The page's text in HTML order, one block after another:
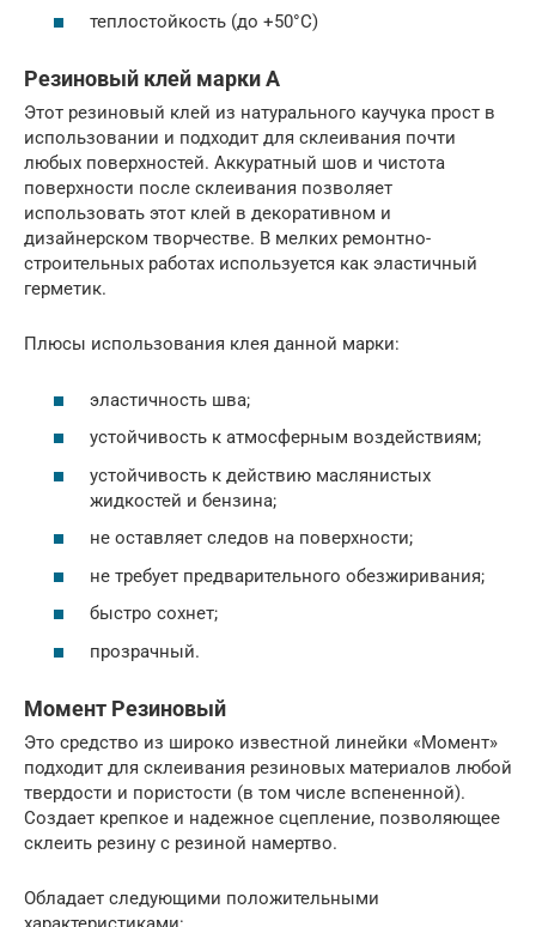
теплостойкость (до +50°C)
Резиновый клей марки А
Этот резиновый клей из натурального каучука прост в
использовании и подходит для склеивания почти
любых поверхностей. Аккуратный шов и чистота
поверхности после склеивания позволяет
использовать этот клей в декоративном и
дизайнерском творчестве. В мелких ремонтно-
строительных работах используется как эластичный
герметик.
Плюсы использования клея данной марки:
эластичность шва;
устойчивость к атмосферным воздействиям;
устойчивость к действию маслянистых
жидкостей и бензина;
не оставляет следов на поверхности;
не требует предварительного обезжиривания;
быстро сохнет;
прозрачный.
Момент Резиновый
Это средство из широко известной линейки «Момент»
подходит для склеивания резиновых материалов любой
твердости и пористости (в том числе вспененной).
Создает крепкое и надежное сцепление, позволяющее
склеить резину с резиной намертво.
Обладает следующими положительными